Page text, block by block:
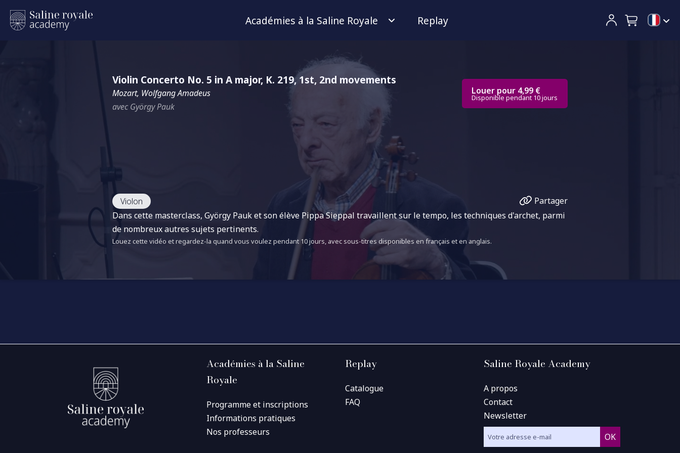
Académies à la Saline Royale Replay
Violin Concerto No. 5 in A major, K. 219, 1st, 2nd movements
Mozart, Wolfgang Amadeus
avec György Pauk
Louer pour 4,99 €
Disponible pendant 10 jours
Violon
Partager
Dans cette masterclass, György Pauk et son élève Pippa Sieppal travaillent sur le tempo, les techniques d'archet, parmi
de nombreux autres sujets pertinents.
Louez cette vidéo et regardez-la quand vous voulez pendant 10 jours, avec sous-titres disponibles en français et en anglais.
Académies à la Saline
Royale
Programme et inscriptions
Informations pratiques
Nos professeurs
Replay
Catalogue
FAQ
Saline Royale Academy
A propos
Contact
Newsletter